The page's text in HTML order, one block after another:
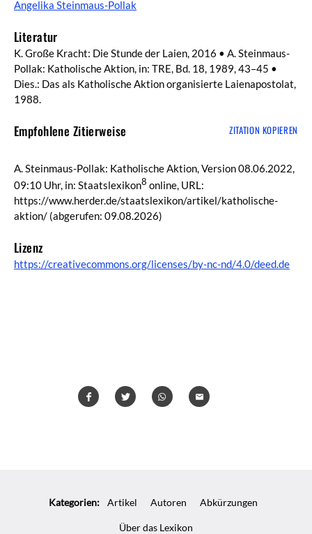
Angelika Steinmaus-Pollak
Literatur
K. Große Kracht: Die Stunde der Laien, 2016 • A. Steinmaus-
Pollak: Katholische Aktion, in: TRE, Bd. 18, 1989, 43–45 •
Dies.: Das als Katholische Aktion organisierte Laienapostolat,
1988.
Empfohlene Zitierweise ZITATION KOPIEREN
A. Steinmaus-Pollak: Katholische Aktion, Version 08.06.2022,
09:10 Uhr, in: Staatslexikon8 online, URL:
https://www.herder.de/staatslexikon/artikel/katholische-
aktion/ (abgerufen: 09.08.2026)
Lizenz
https://creativecommons.org/licenses/by-nc-nd/4.0/deed.de
InfosKategorien: Artikel Autoren Abkürzungen
Über das Lexikon